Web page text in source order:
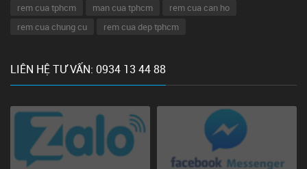
rem cua tphcm
man cua tphcm
rem cua can ho
rem cua chung cu
rem cua dep tphcm
LIÊN HỆ TƯ VẤN: 0934 13 44 88